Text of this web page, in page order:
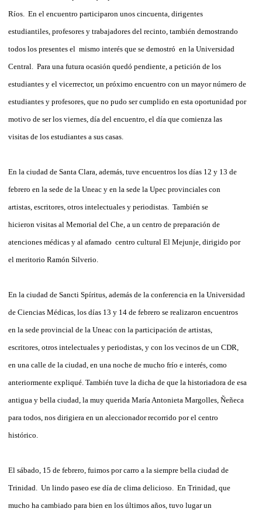
Ríos. En el encuentro participaron unos cincuenta, dirigentes
estudiantiles, profesores y trabajadores del recinto, también demostrando
todos los presentes el mismo interés que se demostró en la Universidad
Central. Para una futura ocasión quedó pendiente, a petición de los
estudiantes y el vicerrector, un próximo encuentro con un mayor número de
estudiantes y profesores, que no pudo ser cumplido en esta oportunidad por
motivo de ser los viernes, día del encuentro, el día que comienza las
visitas de los estudiantes a sus casas.
En la ciudad de Santa Clara, además, tuve encuentros los días 12 y 13 de
febrero en la sede de la Uneac y en la sede la Upec provinciales con
artistas, escritores, otros intelectuales y periodistas. También se
hicieron visitas al Memorial del Che, a un centro de preparación de
atenciones médicas y al afamado centro cultural El Mejunje, dirigido por
el meritorio Ramón Silverio.
En la ciudad de Sancti Spíritus, además de la conferencia en la Universidad
de Ciencias Médicas, los días 13 y 14 de febrero se realizaron encuentros
en la sede provincial de la Uneac con la participación de artistas,
escritores, otros intelectuales y periodistas, y con los vecinos de un CDR,
en una calle de la ciudad, en una noche de mucho frío e interés, como
anteriormente expliqué. También tuve la dicha de que la historiadora de esa
antigua y bella ciudad, la muy querida María Antonieta Margolles, Ñeñeca
para todos, nos dirigiera en un aleccionador recorrido por el centro
histórico.
El sábado, 15 de febrero, fuimos por carro a la siempre bella ciudad de
Trinidad. Un lindo paseo ese día de clima delicioso. En Trinidad, que
mucho ha cambiado para bien en los últimos años, tuvo lugar un